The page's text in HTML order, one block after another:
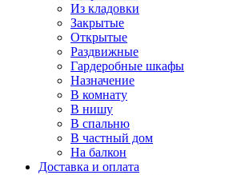
Из кладовки
Закрытые
Открытые
Раздвижные
Гардеробные шкафы
Назначение
В комнату
В нишу
В спальню
В частный дом
На балкон
Доставка и оплата